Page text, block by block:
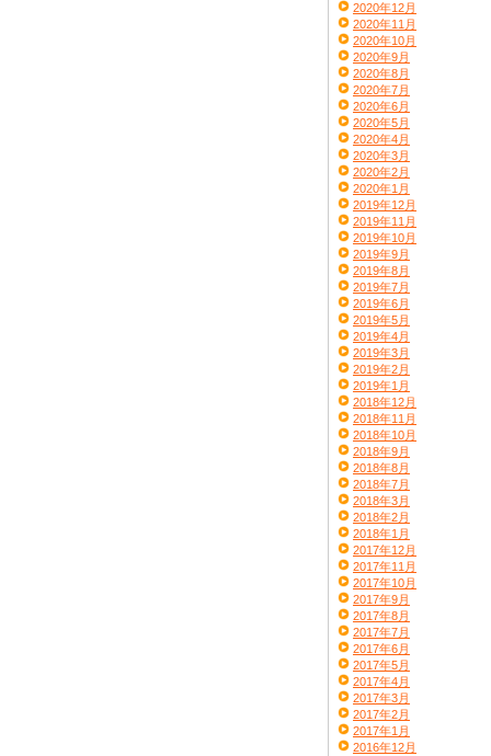
2020年12月
2020年11月
2020年10月
2020年9月
2020年8月
2020年7月
2020年6月
2020年5月
2020年4月
2020年3月
2020年2月
2020年1月
2019年12月
2019年11月
2019年10月
2019年9月
2019年8月
2019年7月
2019年6月
2019年5月
2019年4月
2019年3月
2019年2月
2019年1月
2018年12月
2018年11月
2018年10月
2018年9月
2018年8月
2018年7月
2018年3月
2018年2月
2018年1月
2017年12月
2017年11月
2017年10月
2017年9月
2017年8月
2017年7月
2017年6月
2017年5月
2017年4月
2017年3月
2017年2月
2017年1月
2016年12月